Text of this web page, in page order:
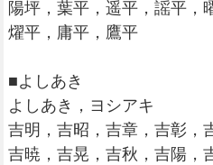
陽坪，葉平，遥平，謡平，
燿平，庸平，鷹平
■よしあき
よしあき，ヨシアキ
吉明，吉昭，吉章，吉彰，
吉暁，吉晃，吉秋，吉陽，